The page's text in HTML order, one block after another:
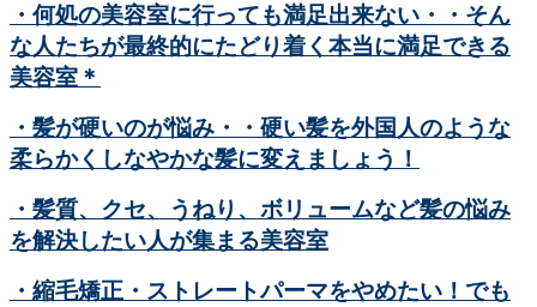
・何処の美容室に行っても満足出来ない・・そん
な人たちが最終的にたどり着く本当に満足できる
美容室＊
・髪が硬いのが悩み・・硬い髪を外国人のような
柔らかくしなやかな髪に変えましょう！
・髪質、クセ、うねり、ボリュームなど髪の悩み
を解決したい人が集まる美容室
・縮毛矯正・ストレートパーマをやめたい！でも